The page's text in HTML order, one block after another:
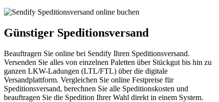
Günstiger Speditionsversand
Beauftragen Sie online bei Sendify Ihren Speditionsversand.
Versenden Sie alles von einzelnen Paletten über Stückgut bis hin zu
ganzen LKW-Ladungen (LTL/FTL) über die digitale
Versandplattform. Vergleichen Sie online Festpreise für
Speditionsversand, berechnen Sie alle Speditionskosten und
beauftragen Sie die Spedition Ihrer Wahl direkt in einem System.